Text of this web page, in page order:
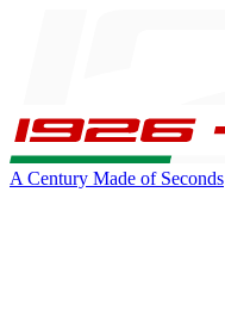
A Century Made of Seconds